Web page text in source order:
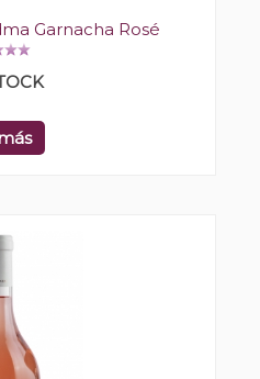
Garnacha Rosé